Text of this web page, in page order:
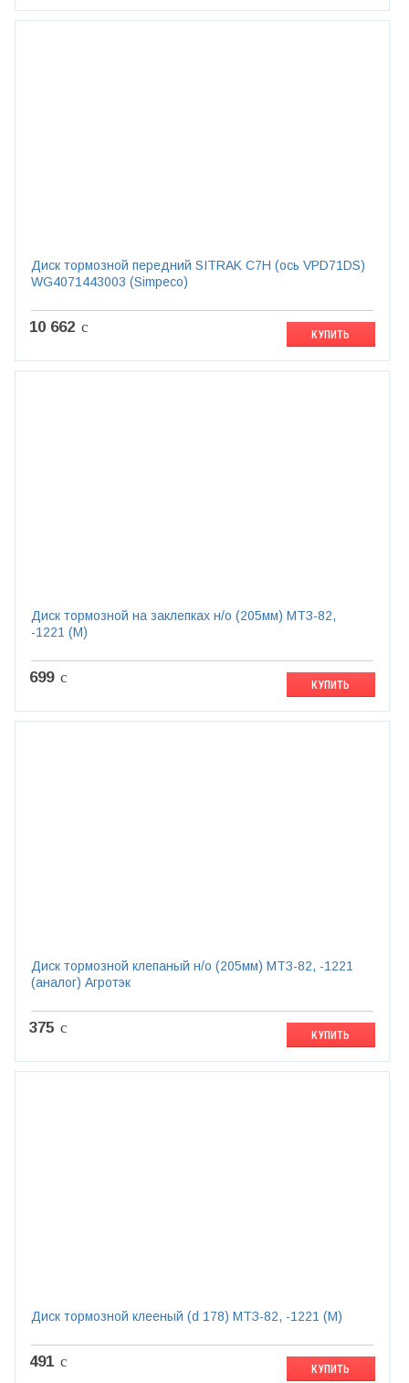
Диск тормозной передний SITRAK C7H (ось VPD71DS)
WG4071443003 (Simpeco)
10 662 c КУПИТЬ
Диск тормозной на заклепках н/о (205мм) МТЗ-82,
-1221 (М)
699 c КУПИТЬ
Диск тормозной клепаный н/о (205мм) МТЗ-82, -1221
(аналог) Агротэк
375 c КУПИТЬ
Диск тормозной клееный (d 178) МТЗ-82, -1221 (М)
491 c КУПИТЬ